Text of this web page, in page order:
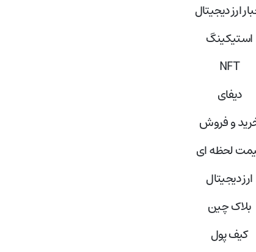
ارز دیجیتال
استیکینگ
NFT
دیفای
و فروش
لحظه ای
ارز دیجیتال
بلاک‌ چین
کیف پول